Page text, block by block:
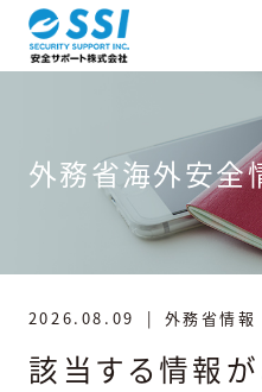
外務省海外安全
2026.08.09 | 外務省情報
該当する情報